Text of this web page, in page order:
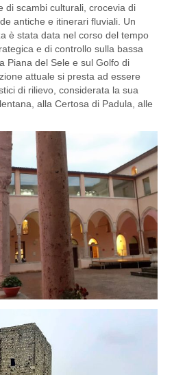
di scambi culturali, crocevia di
antiche e itinerari fluviali. Un
è stata data nel corso del tempo
e di controllo sulla bassa
Piana del Sele e sul Golfo di
attuale si presta ad essere
di rilievo, considerata la sua
alla Certosa di Padula, alle